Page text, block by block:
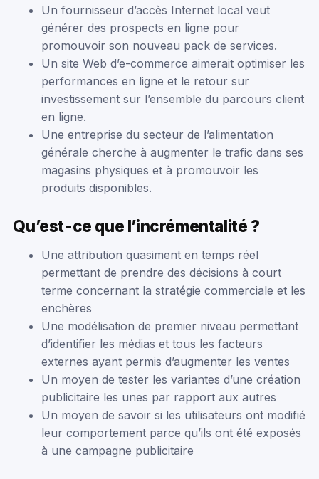
Un fournisseur d’accès Internet local veut
générer des prospects en ligne pour
promouvoir son nouveau pack de services.
Un site Web d’e-commerce aimerait optimiser les
performances en ligne et le retour sur
investissement sur l’ensemble du parcours client
en ligne.
Une entreprise du secteur de l’alimentation
générale cherche à augmenter le trafic dans ses
magasins physiques et à promouvoir les
produits disponibles.
Qu’est-ce que l’incrémentalité ?
Une attribution quasiment en temps réel
permettant de prendre des décisions à court
terme concernant la stratégie commerciale et les
enchères
Une modélisation de premier niveau permettant
d’identifier les médias et tous les facteurs
externes ayant permis d’augmenter les ventes
Un moyen de tester les variantes d’une création
publicitaire les unes par rapport aux autres
Un moyen de savoir si les utilisateurs ont modifié
leur comportement parce qu’ils ont été exposés
à une campagne publicitaire